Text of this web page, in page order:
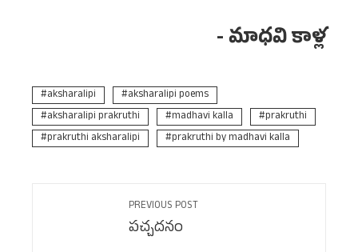
⁠- మాధవి కాళ్ల
aksharalipi
aksharalipi poems
aksharalipi prakruthi
madhavi kalla
prakruthi
prakruthi aksharalipi
prakruthi by madhavi kalla
PREVIOUS POST
పచ్చదనం